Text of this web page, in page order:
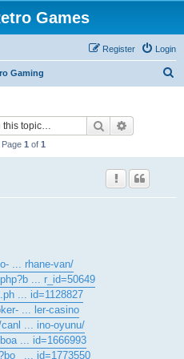
Games
Login
Register
Gaming
Search
Page 1 of 1
... rhane-van/
... r_id=50649
... id=1128827
... ler-casino
... ino-oyunu/
... id=1666993
... id=1773550